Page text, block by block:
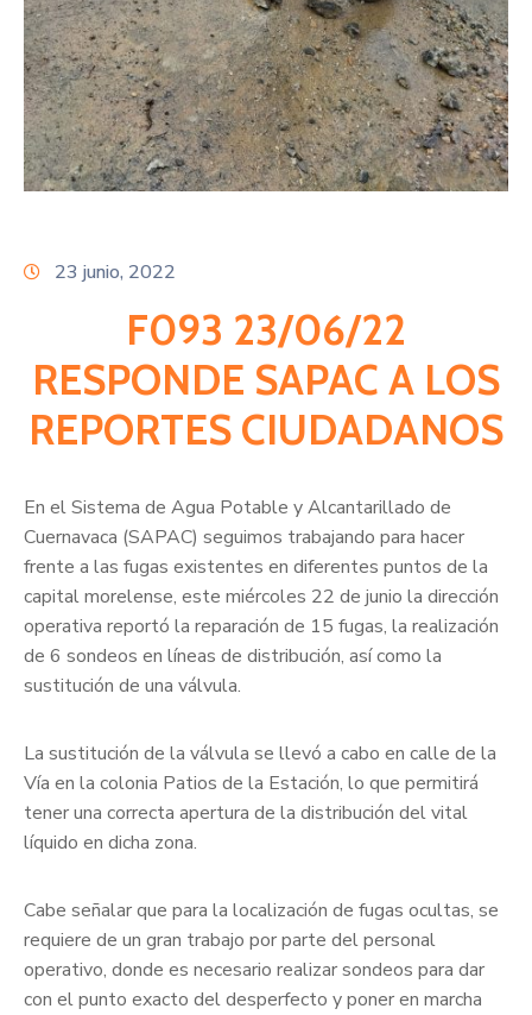
23 junio, 2022
F093 23/06/22
RESPONDE SAPAC A LOS
REPORTES CIUDADANOS
En el Sistema de Agua Potable y Alcantarillado de
Cuernavaca (SAPAC) seguimos trabajando para hacer
frente a las fugas existentes en diferentes puntos de la
capital morelense, este miércoles 22 de junio la dirección
operativa reportó la reparación de 15 fugas, la realización
de 6 sondeos en líneas de distribución, así como la
sustitución de una válvula.
La sustitución de la válvula se llevó a cabo en calle de la
Vía en la colonia Patios de la Estación, lo que permitirá
tener una correcta apertura de la distribución del vital
líquido en dicha zona.
Cabe señalar que para la localización de fugas ocultas, se
requiere de un gran trabajo por parte del personal
operativo, donde es necesario realizar sondeos para dar
con el punto exacto del desperfecto y poner en marcha